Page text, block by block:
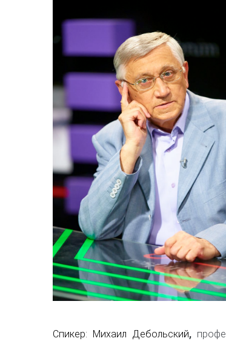
Спикер: Михаил Дебольский,